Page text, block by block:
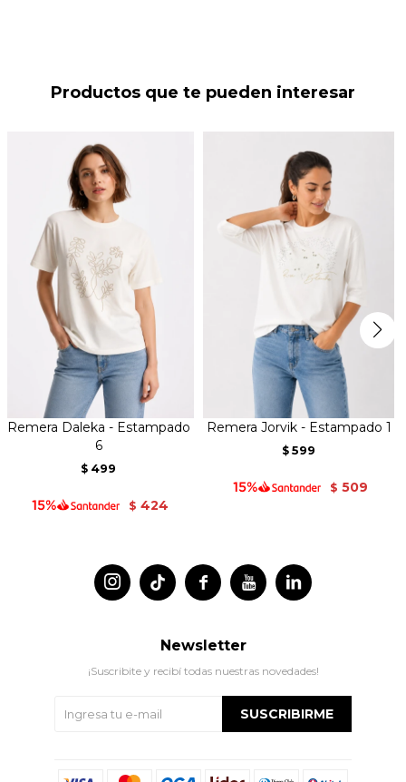
Productos que te pueden interesar
Remera Daleka - Estampado
6
$ 499
$ 424
Remera Jorvik - Estampado 1
$ 599
$ 509
 
 
Newsletter
¡Suscribite y recibí todas nuestras novedades!
SUSCRIBIRME